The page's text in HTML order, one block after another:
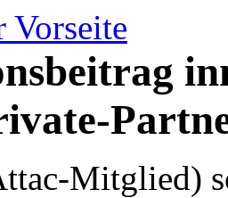
Vorseite
Mitglied)